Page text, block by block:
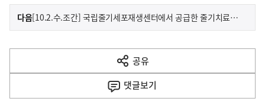
이
전
다
음
다음기
사
[10.2.수.조간] 국립줄기세포재생센터에서 공급한 줄기치료제, 처음으로 임상시험 승인
공유
열
기
댓글보기